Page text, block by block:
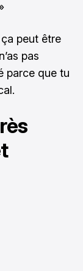
peut être
pas
parce que tu